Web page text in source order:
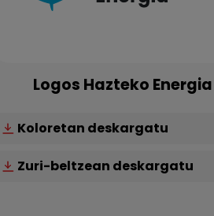
Logos Hazteko Energia
Koloretan deskargatu
Zuri-beltzean deskargatu